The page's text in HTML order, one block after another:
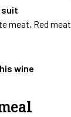
suit
meat, Red meat
wine